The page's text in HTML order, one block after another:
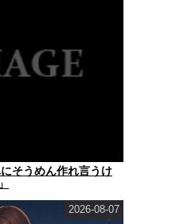
そうめん作れ言うけ
2026-08-07